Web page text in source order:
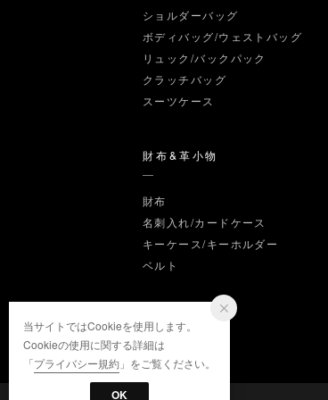
ショルダーバッグ
ボディバッグ/ウェストバッグ
リュック/バックパック
クラッチバッグ
スーツケース
財布&革小物
財布
名刺入れ/カードケース
キーケース/キーホルダー
ベルト
当サイトではCookieを使用します。
Cookieの使用に関する詳細は
「プライバシー規約 」をご覧ください。
OK